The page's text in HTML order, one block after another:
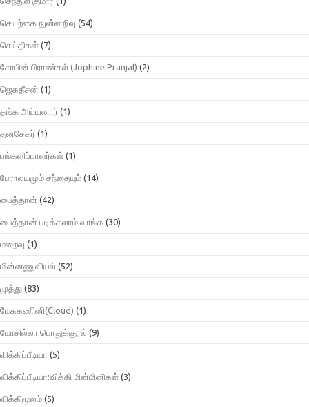
செயற்கை நுன்னறிவு (54)
செய்திகள் (7)
சோபின் பிராண்சல் (Jophine Pranjal) (2)
ஜெகதீசன் (1)
தங்க அய்யனார் (1)
தனசேகர் (1)
பங்களிப்பாளர்கள் (1)
பேராலயமும் சந்தையும் (14)
பைத்தான் (42)
பைத்தான் படிக்கலாம் வாங்க (30)
மறைவு (1)
மின்னணுவியல் (52)
முத்து (83)
மேககணினி(Cloud) (1)
மோசில்லா பொதுக்குரல் (9)
விக்கிப்பீடியா (5)
விக்கிப்பீடியா:விக்கி மின்மினிகள் (3)
விக்கிமூலம் (5)